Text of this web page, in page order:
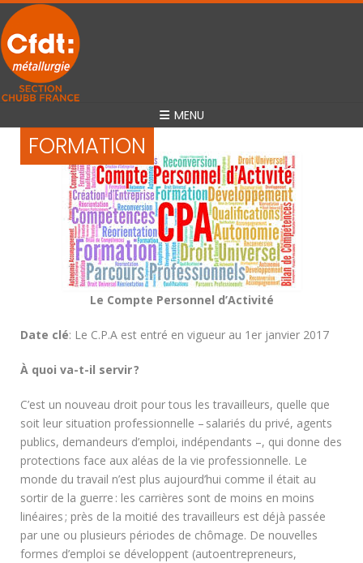
MENU
FORMATION
Le Compte Personnel d’Activité
Date clé: Le C.P.A est entré en vigueur au 1er janvier 2017
À quoi va-t-il servir ?
C’est un nouveau droit pour tous les travailleurs, quelle que
soit leur situation professionnelle – salariés du privé, agents
publics, demandeurs d’emploi, indépendants –, qui donne des
protections face aux aléas de la vie professionnelle. Le
monde du travail n’est plus aujourd’hui comme il était au
sortir de la guerre : les carrières sont de moins en moins
linéaires ; près de la moitié des travailleurs est déjà passée
par une ou plusieurs périodes de chômage. De nouvelles
formes d’emploi se développent (autoentrepreneurs,